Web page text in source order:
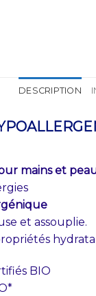
DESCRIPTION
mains et
et assouplie.
BIO